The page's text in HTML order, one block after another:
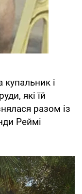
купальник і
які їй
разом із
Реймі